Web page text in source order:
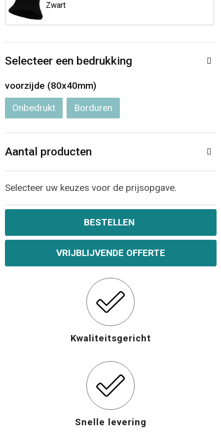
Jassen
Overalls
Schorten en Sloven
Gilets
Veiligheidsvesten en Veiligheidshesjes
Hygiëne en Persoonlijke verzorging
Reistassen
Sporttassen
Boodschappentassen
Schoudertassen
Matrozentassen
Tablettassen
Opvouwbare tassen
Waterbestendige tassen
Katoenen draagtassen
Zwart
Selecteer een bedrukking
voorzijde (80x40mm)
Onbedrukt Borduren
Aantal producten
Selecteer uw keuzes voor de prijsopgave.
BESTELLEN
VRIJBLIJVENDE OFFERTE
Kwaliteitsgericht
Snelle levering